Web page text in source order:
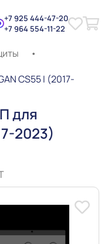
+7 925 444-47-20
+7 964 554-11-22
•
CS55 I (2017-
для
2023)